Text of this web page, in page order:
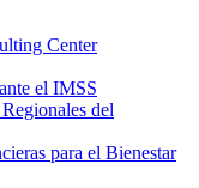
Center
el IMSS
del
para el Bienestar